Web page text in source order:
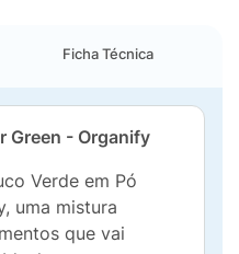
Ficha Técnica
Green - Organify
Verde em Pó
uma mistura
que vai